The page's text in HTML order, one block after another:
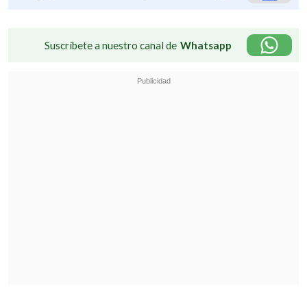
Suscríbete a nuestro canal de Whatsapp